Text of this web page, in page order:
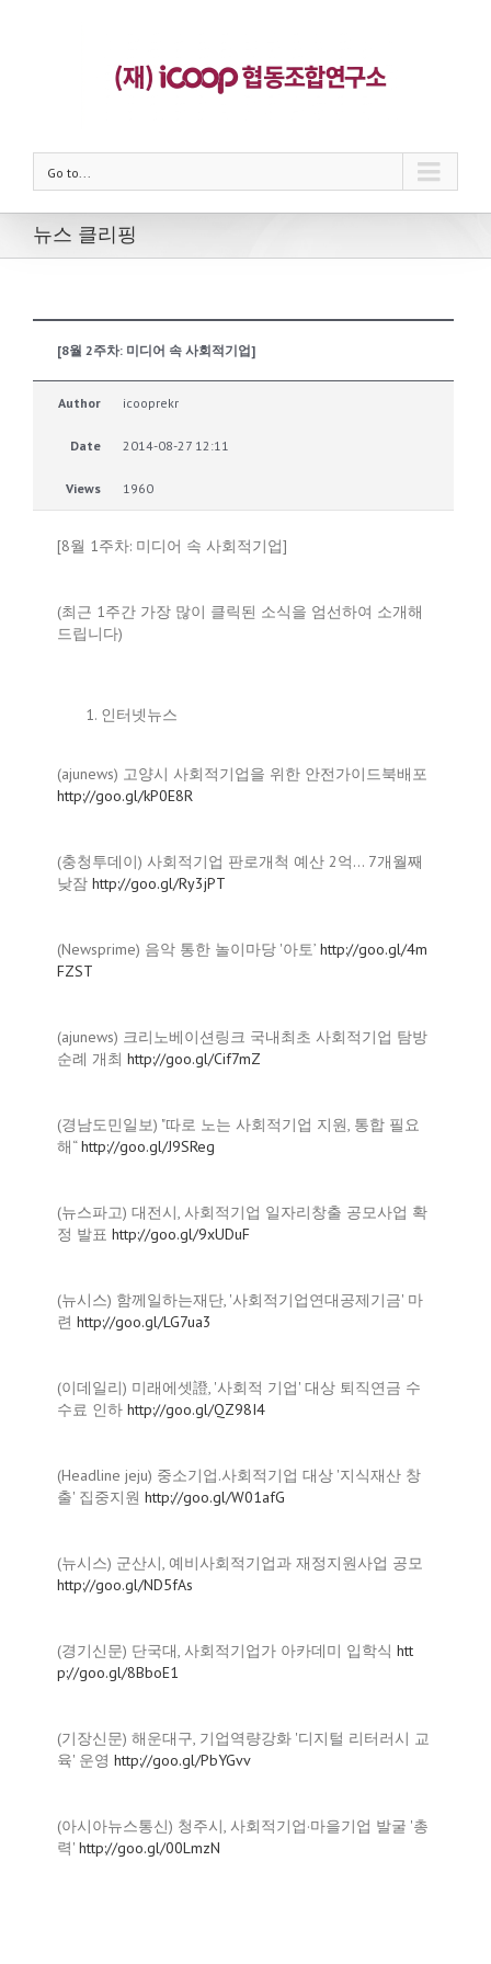
Go to...
뉴스 클리핑
[8월 2주차: 미디어 속 사회적기업]
Author icooprekr
Date 2014-08-27 12:11
Views 1960
[8월 1주차: 미디어 속 사회적기업]
(최근 1주간 가장 많이 클릭된 소식을 엄선하여 소개해
드립니다)
인터넷뉴스
(ajunews) 고양시 사회적기업을 위한 안전가이드북배포
http://goo.gl/kP0E8R
(충청투데이) 사회적기업 판로개척 예산 2억… 7개월째
낮잠 http://goo.gl/Ry3jPT
(Newsprime) 음악 통한 놀이마당 '아토’ http://goo.gl/4m
FZST
(ajunews) 크리노베이션링크 국내최초 사회적기업 탐방
순례 개최 http://goo.gl/Cif7mZ
(경남도민일보) "따로 노는 사회적기업 지원, 통합 필요
해“http://goo.gl/J9SReg
(뉴스파고) 대전시, 사회적기업 일자리창출 공모사업 확
정 발표 http://goo.gl/9xUDuF
(뉴시스) 함께일하는재단, '사회적기업연대공제기금' 마
련 http://goo.gl/LG7ua3
(이데일리) 미래에셋證, '사회적 기업' 대상 퇴직연금 수
수료 인하 http://goo.gl/QZ98I4
(Headline jeju) 중소기업.사회적기업 대상 '지식재산 창
출' 집중지원 http://goo.gl/W01afG
(뉴시스) 군산시, 예비사회적기업과 재정지원사업 공모
http://goo.gl/ND5fAs
(경기신문) 단국대, 사회적기업가 아카데미 입학식 htt
p://goo.gl/8BboE1
(기장신문) 해운대구, 기업역량강화 '디지털 리터러시 교
육' 운영 http://goo.gl/PbYGvv
(아시아뉴스통신) 청주시, 사회적기업·마을기업 발굴 '총
력' http://goo.gl/00LmzN